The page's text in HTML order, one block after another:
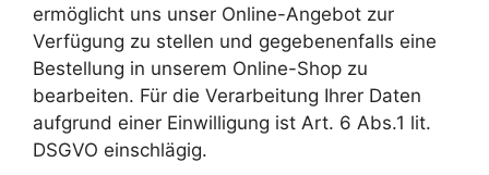
ermöglicht uns unser Online-Angebot zur
Verfügung zu stellen und gegebenenfalls eine
Bestellung in unserem Online-Shop zu
bearbeiten. Für die Verarbeitung Ihrer Daten
aufgrund einer Einwilligung ist Art. 6 Abs.1 lit.
DSGVO einschlägig.